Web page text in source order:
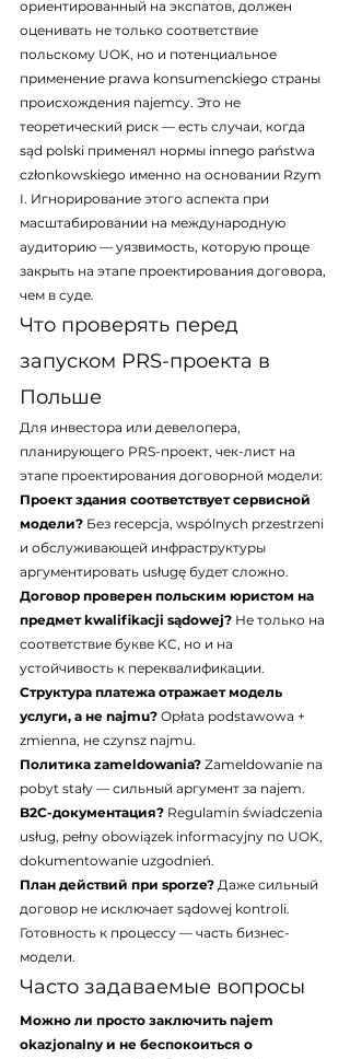
ориентированный на экспатов, должен
оценивать не только соответствие
польскому UOK, но и потенциальное
применение prawa konsumenckiego страны
происхождения najemcy. Это не
теоретический риск — есть случаи, когда
sąd polski применял нормы innego państwa
członkowskiego именно на основании Rzym
I. Игнорирование этого аспекта при
масштабировании на международную
аудиторию — уязвимость, которую проще
закрыть на этапе проектирования договора,
чем в суде.
Что проверять перед
запуском PRS-проекта в
Польше
Для инвестора или девелопера,
планирующего PRS-проект, чек-лист на
этапе проектирования договорной модели:
Проект здания соответствует сервисной
модели? Без recepcja, wspólnych przestrzeni
и обслуживающей инфраструктуры
аргументировать usługę будет сложно.
Договор проверен польским юристом на
предмет kwalifikacji sądowej? Не только на
соответствие букве KC, но и на
устойчивость к переквалификации.
Структура платежа отражает модель
услуги, а не najmu? Opłata podstawowa +
zmienna, не czynsz najmu.
Политика zameldowania? Zameldowanie na
pobyt stały — сильный аргумент за najem.
B2C-документация? Regulamin świadczenia
usług, pełny obowiązek informacyjny по UOK,
dokumentowanie uzgodnień.
План действий при sporze? Даже сильный
договор не исключает sądowej kontroli.
Готовность к процессу — часть бизнес-
модели.
Часто задаваемые вопросы
Можно ли просто заключить najem
okazjonalny и не беспокоиться о